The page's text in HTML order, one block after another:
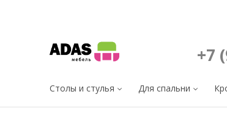
+7
Столы и стулья Для спальни